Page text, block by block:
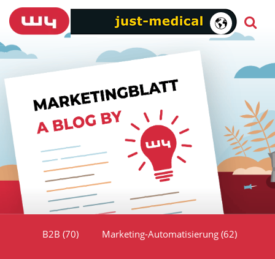
B2B (70) Marketing-Automatisierung (62)